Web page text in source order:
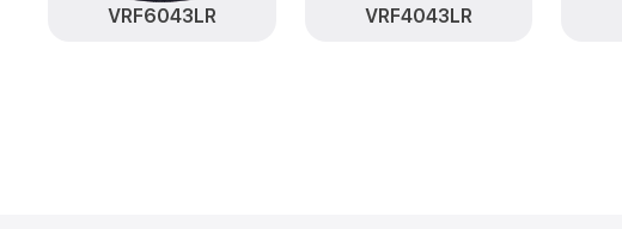
VRF6043LR VRF4043LR